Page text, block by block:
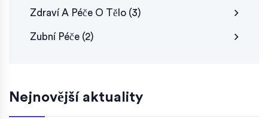
Zdraví A Péče O Tělo (3)
Zubní Péče (2)
Nejnovější aktuality